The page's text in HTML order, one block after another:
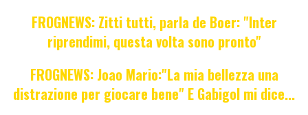
FROGNEWS: Zitti tutti, parla de Boer: "Inter
riprendimi, questa volta sono pronto"
FROGNEWS: Joao Mario:"La mia bellezza una
distrazione per giocare bene" E Gabigol mi dice...